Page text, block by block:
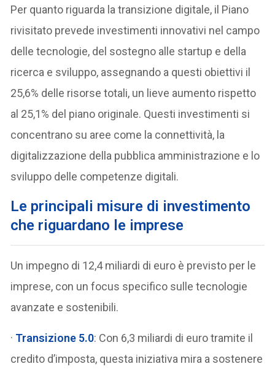
Per quanto riguarda la transizione digitale, il Piano
rivisitato prevede investimenti innovativi nel campo
delle tecnologie, del sostegno alle startup e della
ricerca e sviluppo, assegnando a questi obiettivi il
25,6% delle risorse totali, un lieve aumento rispetto
al 25,1% del piano originale. Questi investimenti si
concentrano su aree come la connettività, la
digitalizzazione della pubblica amministrazione e lo
sviluppo delle competenze digitali.
Le principali misure di investimento
che riguardano le imprese
Un impegno di 12,4 miliardi di euro è previsto per le
imprese, con un focus specifico sulle tecnologie
avanzate e sostenibili.
· Transizione 5.0: Con 6,3 miliardi di euro tramite il
credito d’imposta, questa iniziativa mira a sostenere